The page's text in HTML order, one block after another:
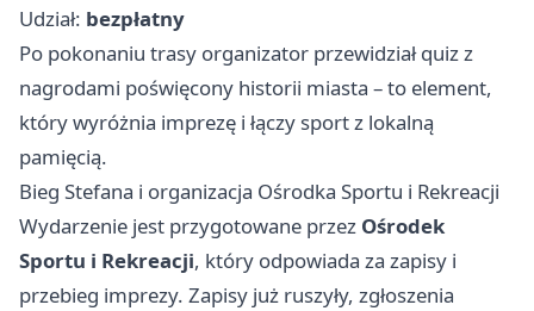
Udział: bezpłatny
Po pokonaniu trasy organizator przewidział quiz z
nagrodami poświęcony historii miasta – to element,
który wyróżnia imprezę i łączy sport z lokalną
pamięcią.
Bieg Stefana i organizacja Ośrodka Sportu i Rekreacji
Wydarzenie jest przygotowane przez Ośrodek
Sportu i Rekreacji, który odpowiada za zapisy i
przebieg imprezy. Zapisy już ruszyły, zgłoszenia